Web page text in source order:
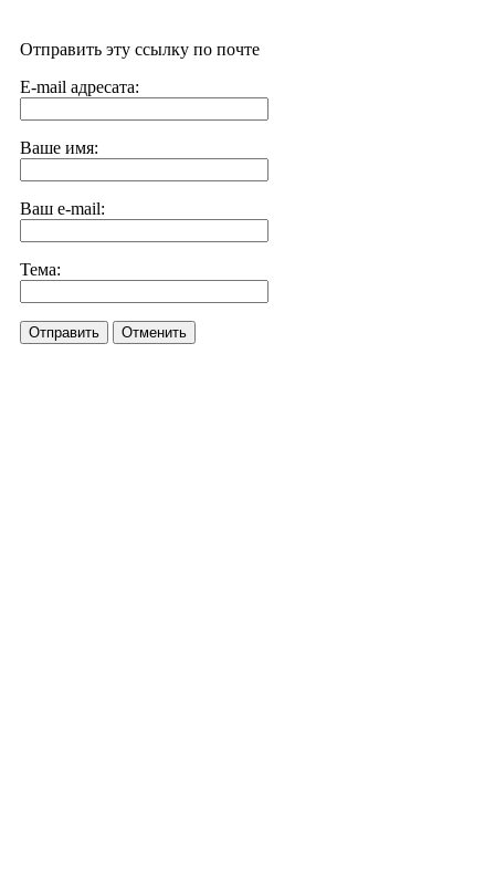
Отправить эту ссылку по почте
E-mail адресата:
Ваше имя:
Ваш e-mail:
Тема:
Отправить Отменить